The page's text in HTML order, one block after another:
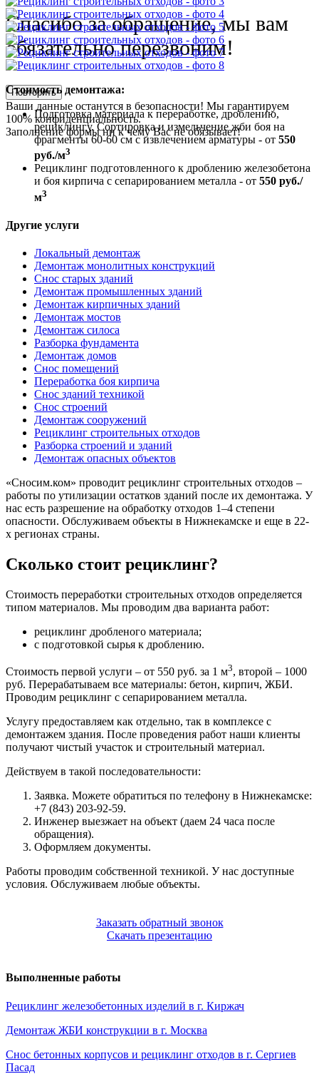
Спасибо за обращение, мы вам
обязательно перезвоним!
Повторить
Ваши данные останутся в безопасности! Мы гарантируем
100% конфиденциальность.
Заполнение формы ни к чему Вас не обязывает!
Стоимость демонтажа:
Подготовка материала к переработке, дроблению,
рециклингу. Сортировка и измельчение жби боя на
фрагменты 60-60 см с извлечением арматуры - от 550
руб./м3
Рециклинг подготовленного к дроблению железобетона
и боя кирпича с сепарированием металла - от 550 руб./
м3
Другие услуги
Локальный демонтаж
Демонтаж монолитных конструкций
Снос старых зданий
Демонтаж промышленных зданий
Демонтаж кирпичных зданий
Демонтаж мостов
Демонтаж силоса
Разборка фундамента
Демонтаж домов
Снос помещений
Переработка боя кирпича
Снос зданий техникой
Снос строений
Демонтаж сооружений
Рециклинг строительных отходов
Разборка строений и зданий
Демонтаж опасных объектов
«Сносим.ком» проводит рециклинг строительных отходов –
работы по утилизации остатков зданий после их демонтажа. У
нас есть разрешение на обработку отходов 1–4 степени
опасности. Обслуживаем объекты в Нижнекамске и еще в 22-
х регионах страны.
Сколько стоит рециклинг?
Стоимость переработки строительных отходов определяется
типом материалов. Мы проводим два варианта работ:
рециклинг дробленого материала;
с подготовкой сырья к дроблению.
Стоимость первой услуги – от 550 руб. за 1 м3, второй – 1000
руб. Перерабатываем все материалы: бетон, кирпич, ЖБИ.
Проводим рециклинг с сепарированием металла.
Услугу предоставляем как отдельно, так в комплексе с
демонтажем здания. После проведения работ наши клиенты
получают чистый участок и строительный материал.
Действуем в такой последовательности:
Заявка. Можете обратиться по телефону в Нижнекамске:
+7 (843) 203-92-59.
Инженер выезжает на объект (даем 24 часа после
обращения).
Оформляем документы.
Работы проводим собственной техникой. У нас доступные
условия. Обслуживаем любые объекты.
Заказать обратный звонок
Скачать презентацию
Выполненные работы
Рециклинг железобетонных изделий в г. Киржач
Демонтаж ЖБИ конструкции в г. Москва
Снос бетонных корпусов и рециклинг отходов в г. Сергиев
Пасад